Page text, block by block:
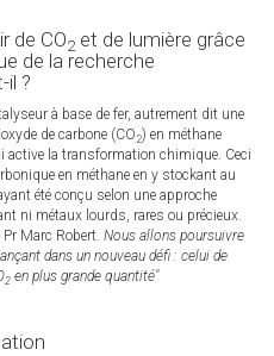
de CO2 et de lumière grâce
de la recherche
il ?
à base de fer, autrement dit une
de carbone (CO2) en méthane
active la transformation chimique. Ceci
en méthane en y stockant au
été conçu selon une approche
ni métaux lourds, rares ou précieux.
Marc Robert. Nous allons poursuivre
dans un nouveau défi : celui de
2 en plus grande quantité"